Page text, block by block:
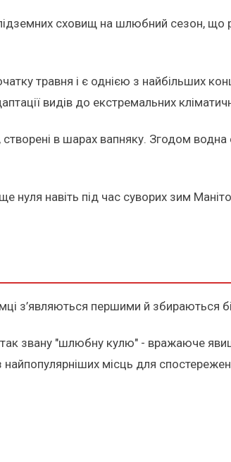
сховищ на шлюбний сезон,
травня і є однією з найбільших
видів до екстремальних
в шарах вапняку. Згодом
нуля навіть під час суворих зим
з’являються першими й збираються
звану "шлюбну кулю" - вражаюче
місць для